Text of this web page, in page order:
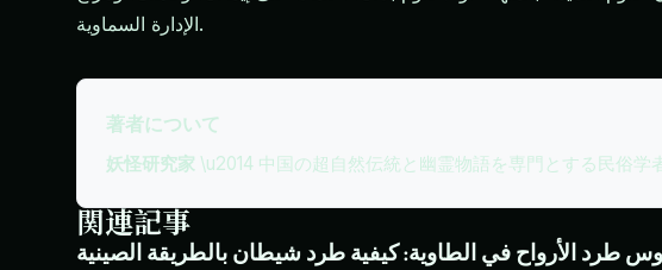
الإدارة السماوية.
著者について
妖怪研究家 \u2014 中国の超自然伝統と幽霊物語を専門とする民俗学
関連記事
طرد الأرواح في الطاوية: كيفية طرد شيطان بالطريقة الصينية